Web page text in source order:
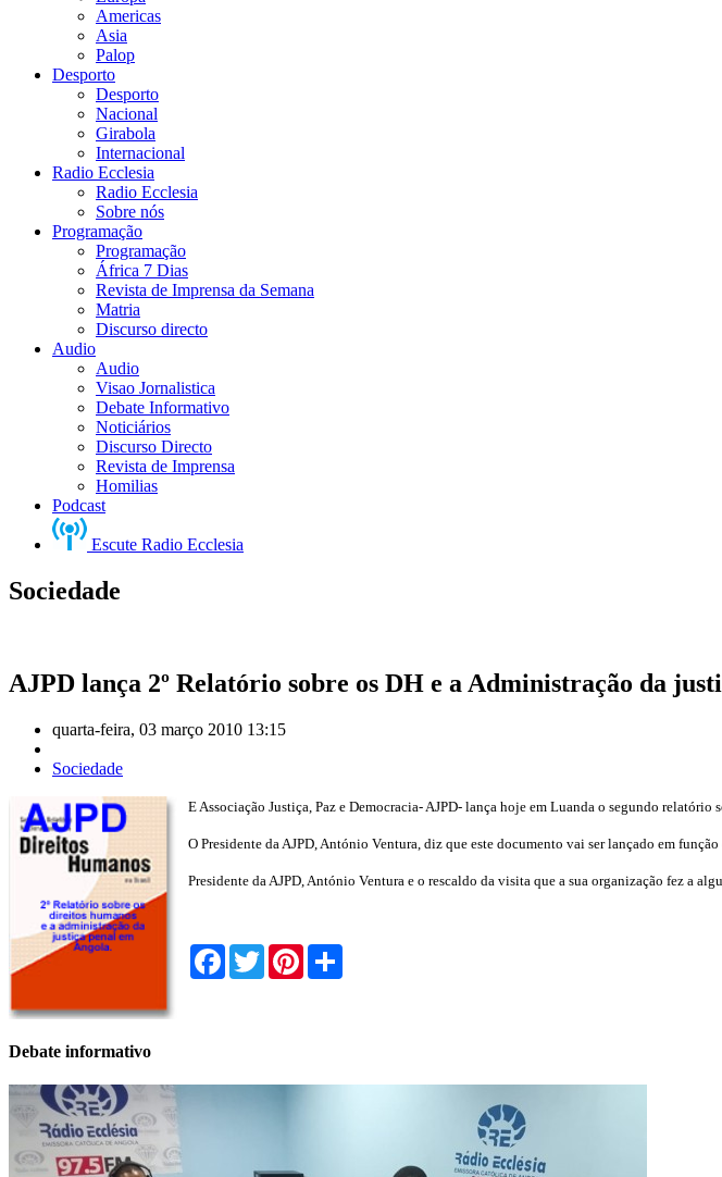
Americas
Asia
Palop
Desporto
Desporto
Nacional
Girabola
Internacional
Radio Ecclesia
Radio Ecclesia
Sobre nós
Programação
Programação
África 7 Dias
Revista de Imprensa da Semana
Matria
Discurso directo
Audio
Audio
Visao Jornalistica
Debate Informativo
Noticiários
Discurso Directo
Revista de Imprensa
Homilias
Podcast
Escute Radio Ecclesia
Sociedade
AJPD lança 2º Relatório sobre os DH e a Administração da
quarta-feira, 03 março 2010 13:15
Sociedade
E Associação Justiça, Paz e Democracia- AJPD- lança hoje em Luanda o segundo
O Presidente da AJPD, António Ventura, diz que este documento vai ser lançado em
Presidente da AJPD, António Ventura e o rescaldo da visita que a sua organização fez a
Facebook
TwitterPinterest
Debate informativo